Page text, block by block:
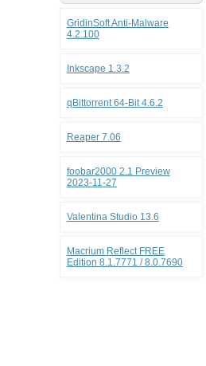
GridinSoft Anti-Malware
4.2.100
Inkscape 1.3.2
qBittorrent 64-Bit 4.6.2
Reaper 7.06
foobar2000 2.1 Preview
2023-11-27
Valentina Studio 13.6
Macrium Reflect FREE
Edition 8.1.7771 / 8.0.7690